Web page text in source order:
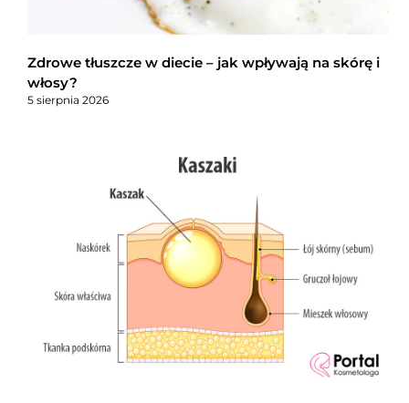
Zdrowe tłuszcze w diecie – jak wpływają na skórę i
włosy?
5 sierpnia 2026